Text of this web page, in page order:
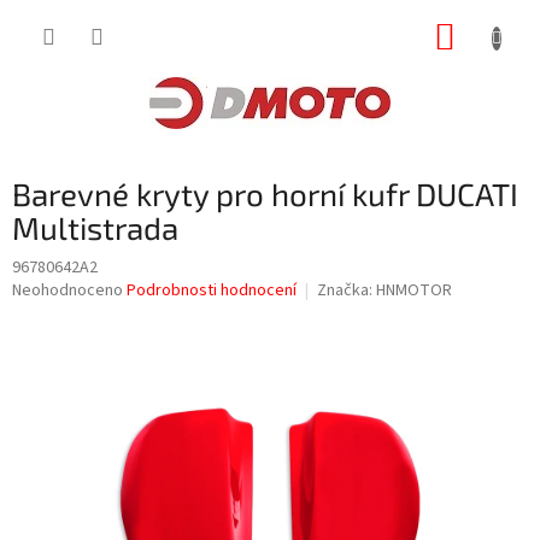
Barevné kryty pro horní kufr DUCATI
Multistrada
96780642A2
Průměrné
Neohodnoceno Podrobnosti hodnocení Značka: HNMOTOR